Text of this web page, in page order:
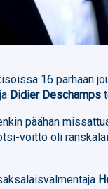
16 parhaan
Didier Deschamps
päähän
voitto oli